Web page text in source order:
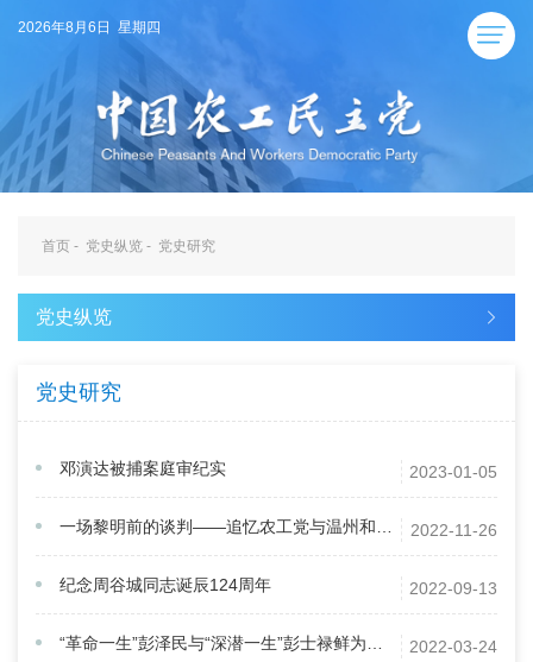
2026年8月6日 星期四
首页 - 党史纵览 - 党史研究
党史纵览
党史研究
2023-01-05
邓演达被捕案庭审纪实
2022-11-26
一场黎明前的谈判——追忆农工党与温州和平解放
2022-09-13
纪念周谷城同志诞辰124周年
2022-03-24
“革命一生”彭泽民与“深潜一生”彭士禄鲜为人知的生死患难之交